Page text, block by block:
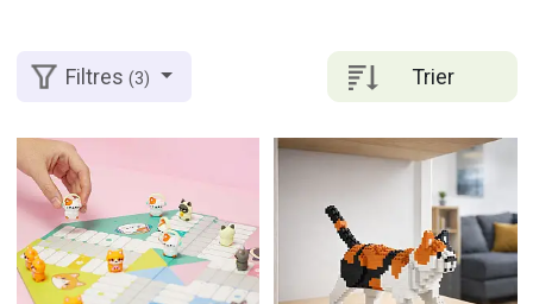
Trier
Filtres(3)